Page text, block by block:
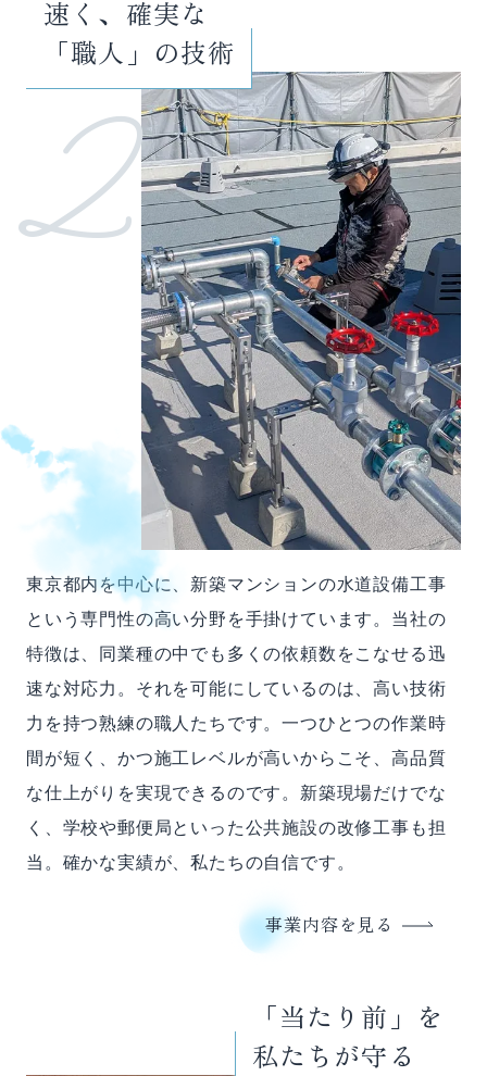
速く、確実な
「職人」の技術
東京都内を中心に、新築マンションの水道設備工事
という専門性の高い分野を手掛けています。当社の
特徴は、同業種の中でも多くの依頼数をこなせる迅
速な対応力。それを可能にしているのは、高い技術
力を持つ熟練の職人たちです。一つひとつの作業時
間が短く、かつ施工レベルが高いからこそ、高品質
な仕上がりを実現できるのです。新築現場だけでな
く、学校や郵便局といった公共施設の改修工事も担
当。確かな実績が、私たちの自信です。
事業内容を見る
「当たり前」を
私たちが守る